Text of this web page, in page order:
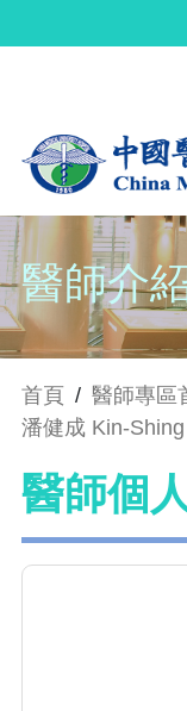
醫師介
首頁 / 醫師專區
潘健成 Kin-
醫師個